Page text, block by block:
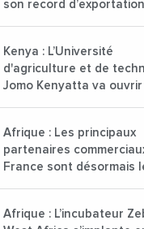
son record
Kenya : L’Université
d'agriculture et de
Jomo Kenyatta va ouvrir
sur son campus de
Nairobi dès janvier
Afrique : Les principaux
partenaires
France sont désormais
Afrique : L’incubateur